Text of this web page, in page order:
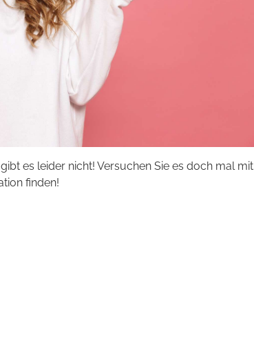
es leider nicht! Versuchen Sie es doch mal mit
finden!